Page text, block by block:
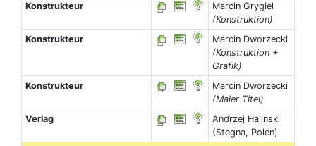
Konstrukteur
Marcin Grygiel
(Konstruktion)
Konstrukteur
Marcin Dworzecki
(Konstruktion +
Grafik)
Konstrukteur
Marcin Dworzecki
(Maler Titel)
Verlag
Andrzej Halinski
(Stegna, Polen)